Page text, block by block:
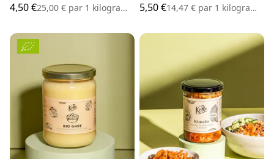
4,50 €25,00 € par 1 kilogramme
5,50 €14,47 € par 1 kilogramme